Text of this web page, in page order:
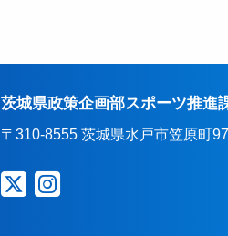
茨城県政策企画部スポーツ推進
〒310-8555 茨城県水戸市笠原町